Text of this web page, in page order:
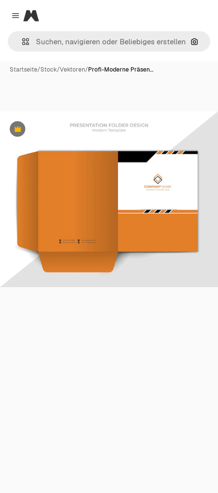
Close menu
Magnific
Nach
Startseite/Stock/Vektoren/Profi-Moderne Präsen…
Premium